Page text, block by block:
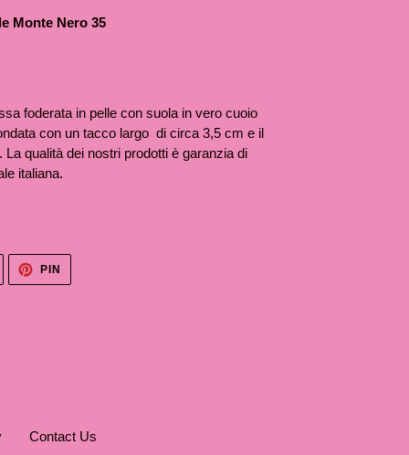
Monte Nero 35
foderata in pelle con suola in vero cuoio
con un tacco largo di circa 3,5 cm e il
qualità dei nostri prodotti è garanzia di
italiana.
PIN
PINTEREST
Contact Us